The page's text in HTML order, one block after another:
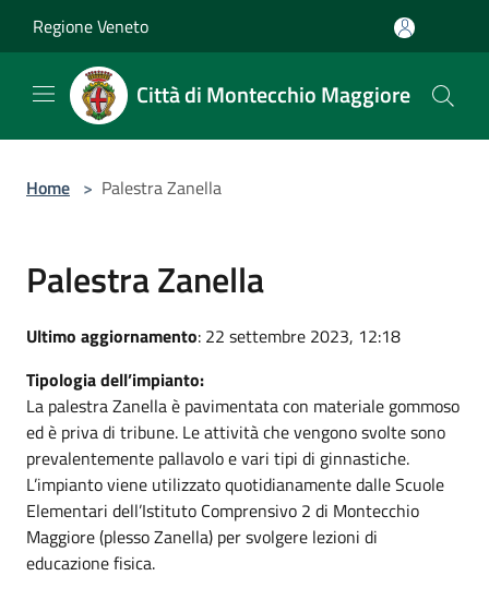
Regione Veneto
Città di Montecchio Maggiore
Home > Palestra Zanella
Palestra Zanella
Ultimo aggiornamento: 22 settembre 2023, 12:18
Tipologia dell’impianto:
La palestra Zanella è pavimentata con materiale gommoso
ed è priva di tribune. Le attività che vengono svolte sono
prevalentemente pallavolo e vari tipi di ginnastiche.
L’impianto viene utilizzato quotidianamente dalle Scuole
Elementari dell’Istituto Comprensivo 2 di Montecchio
Maggiore (plesso Zanella) per svolgere lezioni di
educazione fisica.